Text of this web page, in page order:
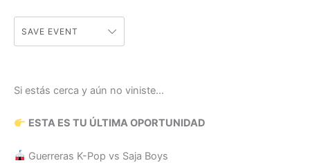
SAVE EVENT
Si estás cerca y aún no viniste…
ESTA ES TU ÚLTIMA OPORTUNIDAD
Guerreras K-Pop vs Saja Boys